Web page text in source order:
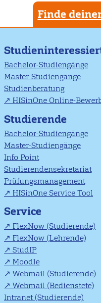
Finde
Bachelor-Studiengänge
Master-Studiengänge
Studienberatung
HISinOne Online-
Studierende
Bachelor-Studiengänge
Master-Studiengänge
Info Point
Studierendensekretariat
Prüfungsmanagement
HISinOne Service Tool
Service
FlexNow (Studierende)
FlexNow (Lehrende)
StudIP
Moodle
Webmail (Studierende)
Webmail (Bedienstete)
Intranet (Studierende)